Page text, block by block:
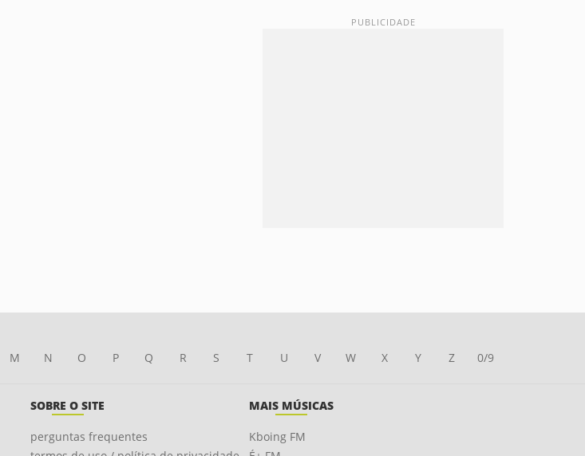
M N O P Q R S T U V W X Y Z 0/9
SOBRE O SITE
perguntas frequentes
MAIS MÚSICAS
Kboing FM